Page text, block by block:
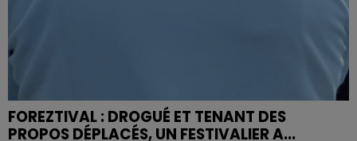
FOREZTIVAL : DROGUÉ ET TENANT DES
PROPOS DÉPLACÉS, UN FESTIVALIER A...